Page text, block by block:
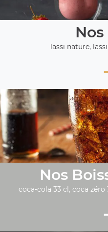
Nos
lassi nature,
Nos
coca-cola 33 cl, coca zéro